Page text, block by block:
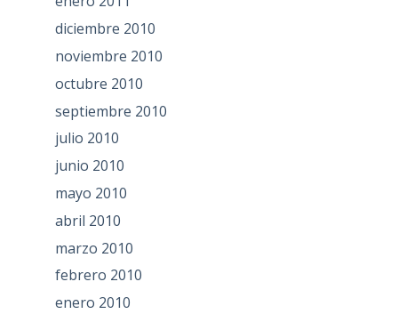
diciembre 2010
noviembre 2010
octubre 2010
septiembre 2010
julio 2010
junio 2010
mayo 2010
abril 2010
marzo 2010
febrero 2010
enero 2010